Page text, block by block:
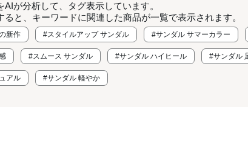
AIが分析して、タグ表示しています。
ると、キーワードに関連した商品が一覧で表示されます。
新作 #スタイルアップ サンダル #サンダル サマーカラー
#スムース サンダル #サンダル ハイヒール #サンダル
アル #サンダル 軽やか